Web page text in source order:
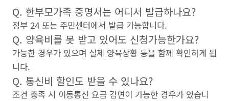
Q. 한부모가족 증명서는 어디서 발급하나요?
정부 24 또는 주민센터에서 발급 가능합니다.
Q. 양육비를 못 받고 있어도 신청가능한가요?
가능한 경우가 있으며 실제 양육상황 등을 함께 확인하게 됩
니다.
Q. 통신비 할인도 받을 수 있나요?
조건 충족 시 이동통신 요금 감면이 가능한 경우가 있습니